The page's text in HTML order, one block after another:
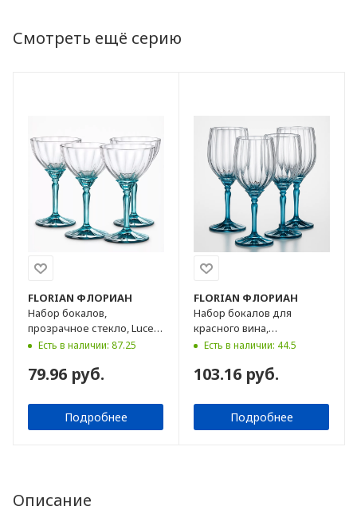
Смотреть ещё серию
FLORIAN ФЛОРИАН
Набор бокалов,
прозрачное стекло, Lucent
Blue, 240 мл, 4 шт
Есть в наличии: 87.25
79.96 руб.
Подробнее
FLORIAN ФЛОРИАН
Набор бокалов для
красного вина,
прозрачное стекло, Lucent
Есть в наличии: 44.5
103.16 руб.
Подробнее
Описание